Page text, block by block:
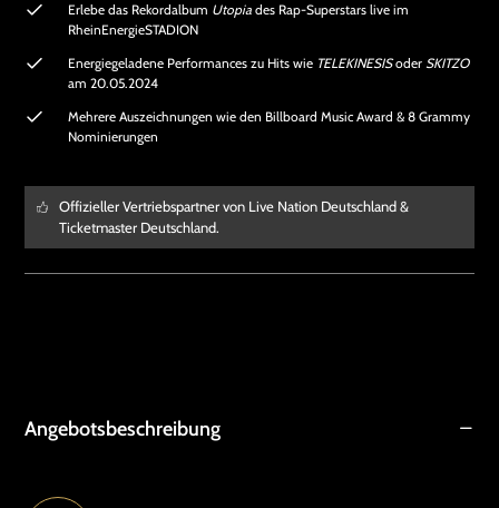
Erlebe das Rekordalbum Utopia des Rap-Superstars live im
RheinEnergieSTADION
Energiegeladene Performances zu Hits wie TELEKINESISoder SKITZO
am 20.05.2024
Mehrere Auszeichnungen wie den Billboard Music Award & 8 Grammy
Nominierungen
Offizieller Vertriebspartner von Live Nation Deutschland &
Ticketmaster Deutschland.
Angebotsbeschreibung